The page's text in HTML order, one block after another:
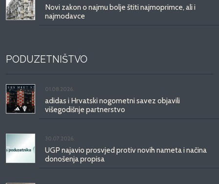
Novi zakon o najmu bolje štiti najmoprimce, ali i
najmodavce
PODUZETNIŠTVO
01.08.2026.
adidas i Hrvatski nogometni savez objavili
višegodišnje partnerstvo
30.07.2026.
UGP najavio prosvjed protiv novih nameta i načina
donošenja propisa